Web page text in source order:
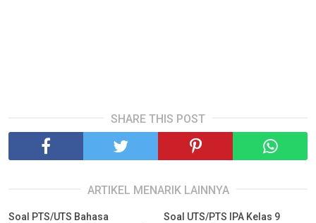
SHARE THIS POST
ARTIKEL MENARIK LAINNYA
Soal PTS/UTS Bahasa
Soal UTS/PTS IPA Kelas 9